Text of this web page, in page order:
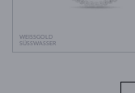
WEISSGOLD
SÜSSWASSER